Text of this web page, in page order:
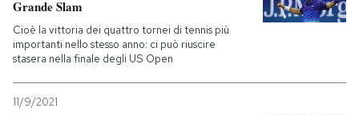
Grande Slam
Cioè la vittoria dei quattro tornei di tennis più
importanti nello stesso anno: ci può riuscire
stasera nella finale degli US Open
11/9/2021